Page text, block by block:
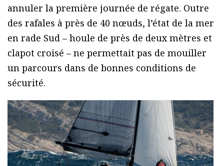
annuler la première journée de régate. Outre
des rafales à près de 40 nœuds, l’état de la mer
en rade Sud – houle de près de deux mètres et
clapot croisé – ne permettait pas de mouiller
un parcours dans de bonnes conditions de
sécurité.